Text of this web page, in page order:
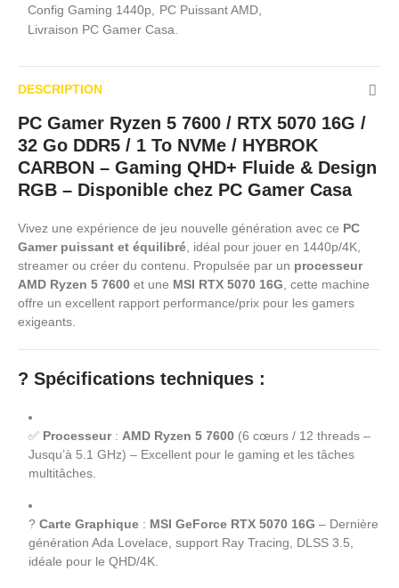
Config Gaming 1440p
PC Puissant AMD
Livraison PC Gamer Casa.
DESCRIPTION
PC Gamer Ryzen 5 7600 / RTX 5070 16G /
32 Go DDR5 / 1 To NVMe / HYBROK
CARBON – Gaming QHD+ Fluide & Design
RGB – Disponible chez PC Gamer Casa
Vivez une expérience de jeu nouvelle génération avec ce PC
Gamer puissant et équilibré , idéal pour jouer en 1440p/4K,
streamer ou créer du contenu. Propulsée par un processeur
AMD Ryzen 5 7600 et une MSI RTX 5070 16G , cette machine
offre un excellent rapport performance/prix pour les gamers
exigeants.
? Spécifications techniques :
✅ Processeur: AMD Ryzen 5 7600 (6 cœurs / 12 threads –
Jusqu’à 5.1 GHz) – Excellent pour le gaming et les tâches
multitâches.
? Carte Graphique : MSI GeForce RTX 5070 16G – Dernière
génération Ada Lovelace, support Ray Tracing, DLSS 3.5,
idéale pour le QHD/4K.